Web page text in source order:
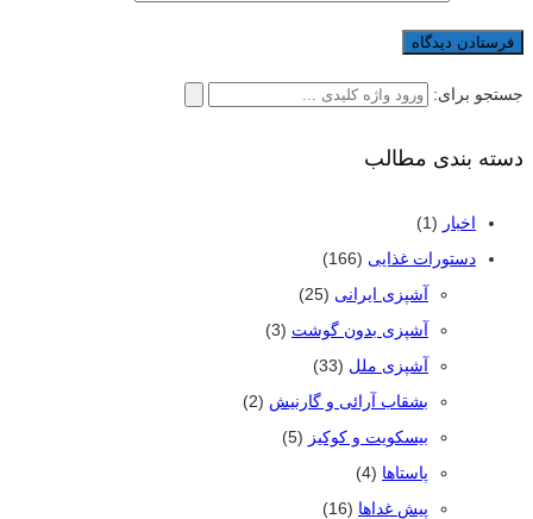
جستجو برای:
دسته بندی مطالب
اخبار (1)
دستورات غذایی (166)
آشپزی ایرانی (25)
آشپزی بدون گوشت (3)
آشپزی ملل (33)
بشقاب آرائی و گارنیش (2)
بیسکویت و کوکیز (5)
پاستاها (4)
پیش غداها (16)